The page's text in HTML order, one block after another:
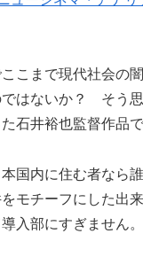
こまで現代社会の
ではないか？ そう
石井裕也監督作品で
国内に住む者なら
モチーフにした出
入部にすぎません。